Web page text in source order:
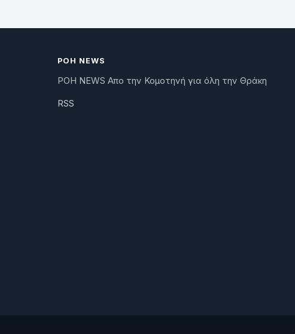
ΡΟΗ NEWS
ΡΟΗ NEWS Απο την Κομοτηνή για όλη την Θράκη
RSS